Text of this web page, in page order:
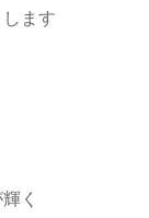
ます
く